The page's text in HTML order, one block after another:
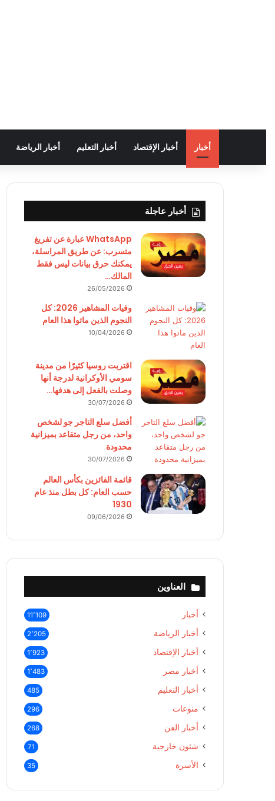
أخبار أخبار الإقتصاد أخبار التعليم أخبار الرياضة
أخبار عاجلة
WhatsApp عبارة عن تفريغ
متسرب: عن طريق المراسلة،
يمكنك حرق بيانات ليس فقط
المالك…
26/05/2026
وفيات المشاهير 2026: كل
النجوم الذين ماتوا هذا العام
10/04/2026
اقتربت روسيا كثيرًا من مدينة
سومي الأوكرانية لدرجة أنها
وصلت بالفعل إلى هدفها…
30/07/2026
أفضل سلع التاجر جو لشخص
واحد، من رجل متقاعد بميزانية
محدودة
30/07/2026
قائمة الفائزين بكأس العالم
حسب العام: كل بطل منذ عام
1930
09/06/2026
العناوين
أخبار 11٬109
أخبار الرياضة 2٬205
أخبار الإقتصاد 1٬923
أخبار مصر 1٬483
أخبار التعليم 485
منوعات 296
أخبار الفن 268
شئون خارجية 71
الأسرة 35